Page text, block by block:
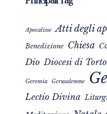
Apocalisse Atti degli
Benedizione Chiesa
Dio Diocesi di
Geremia Gerusalemme
Lectio Divina